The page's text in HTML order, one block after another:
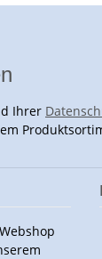
Ihrer